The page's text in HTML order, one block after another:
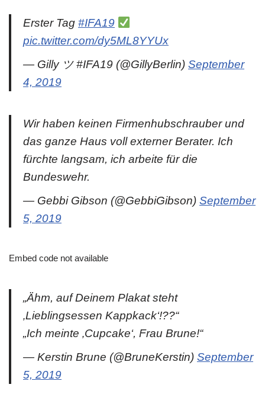
Erster Tag #IFA19
pic.twitter.com/dy5ML8YYUx
— Gilly ツ #IFA19 (@GillyBerlin) September
4, 2019
Wir haben keinen Firmenhubschrauber und
das ganze Haus voll externer Berater. Ich
fürchte langsam, ich arbeite für die
Bundeswehr.
— Gebbi Gibson (@GebbiGibson) September
5, 2019
Embed code not available
„Ähm, auf Deinem Plakat steht
‚Lieblingsessen Kappkack‘!??“
„Ich meinte ‚Cupcake‘, Frau Brune!“
— Kerstin Brune (@BruneKerstin) September
5, 2019